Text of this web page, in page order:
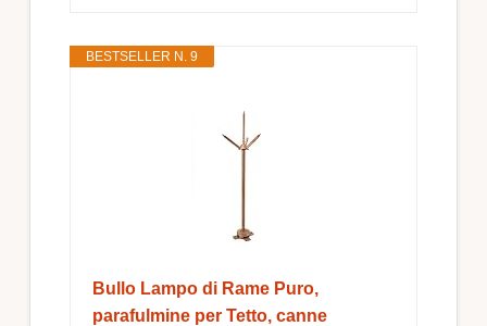
BESTSELLER N. 9
Bullo Lampo di Rame Puro,
parafulmine per Tetto, canne